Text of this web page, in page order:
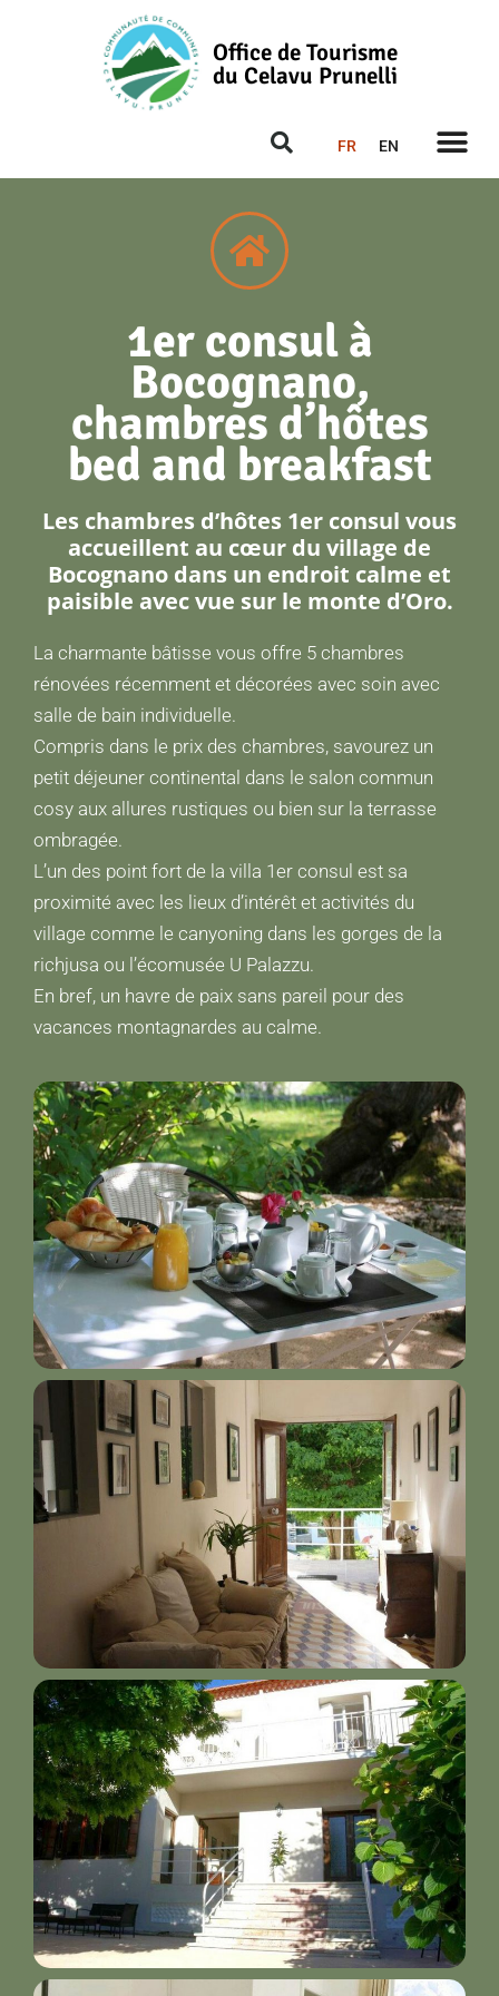
Office de Tourisme
du Celavu Prunelli
FR EN
1er consul à
Bocognano,
chambres d’hôtes
bed and breakfast
Les chambres d’hôtes 1er consul vous
accueillent au cœur du village de
Bocognano dans un endroit calme et
paisible avec vue sur le monte d’Oro.
La charmante bâtisse vous offre 5 chambres
rénovées récemment et décorées avec soin avec
salle de bain individuelle.
Compris dans le prix des chambres, savourez un
petit déjeuner continental dans le salon commun
cosy aux allures rustiques ou bien sur la terrasse
ombragée.
L’un des point fort de la villa 1er consul est sa
proximité avec les lieux d’intérêt et activités du
village comme le canyoning dans les gorges de la
richjusa ou l’écomusée U Palazzu.
En bref, un havre de paix sans pareil pour des
vacances montagnardes au calme.